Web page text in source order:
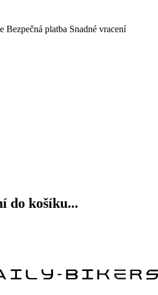
Bezpečná platba Snadné vracení
do košíku...